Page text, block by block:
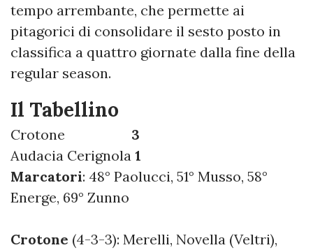
tempo arrembante, che permette ai
pitagorici di consolidare il sesto posto in
classifica a quattro giornate dalla fine della
regular season.
Il Tabellino
Crotone 3
Audacia Cerignola 1
Marcatori: 48° Paolucci, 51° Musso, 58°
Energe, 69° Zunno
Crotone (4-3-3): Merelli, Novella (Veltri),